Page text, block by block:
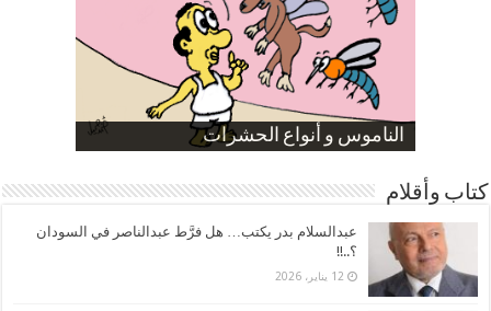
الناموس و أنواع الحشرات
الموظفين بعد ارتفاع الأسعار
ارتفاع نسبة الطلاق في مصر
صورة كاركاتيرية
صورة كاركاتيرية
كتاب وأقلام
عبدالسلام بدر يكتب… هل فرَّط عبدالناصر في السودان
؟..!!
12 يناير، 2026